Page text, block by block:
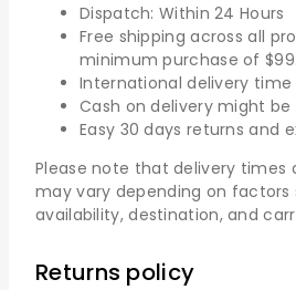
Dispatch: Within 24 Hours
Free shipping across all
minimum purchase of $99.
International delivery time
Cash on delivery might be
Easy 30 days returns and
Please note that delivery times
may vary depending on factors
availability, destination, and
Returns policy